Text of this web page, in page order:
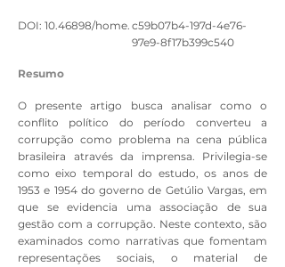
DOI: 10.46898/home. c59b07b4-197d-4e76-
97e9-8f17b399c540
Resumo
O presente artigo busca analisar como o
conflito político do período converteu a
corrupção como problema na cena pública
brasileira através da imprensa. Privilegia-se
como eixo temporal do estudo, os anos de
1953 e 1954 do governo de Getúlio Vargas, em
que se evidencia uma associação de sua
gestão com a corrupção. Neste contexto, são
examinados como narrativas que fomentam
representações sociais, o material de